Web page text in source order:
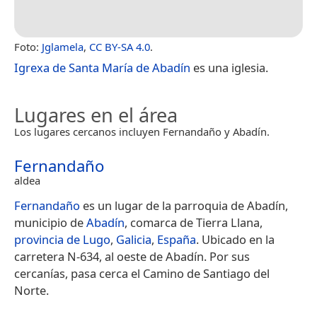
Foto: Jglamela, CC BY-SA 4.0.
Igrexa de Santa María de Abadín es una iglesia.
Lugares en el área
Los lugares cercanos incluyen Fernandaño y Abadín.
Fernandaño
aldea
Fernandaño es un lugar de la parroquia de Abadín,
municipio deAbadín, comarca de Tierra Llana,
provincia de Lugo, Galicia, España. Ubicado en la
carretera N-634, al oeste de Abadín. Por sus
cercanías, pasa cerca el Camino de Santiago del
Norte.